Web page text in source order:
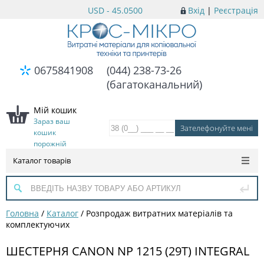
Вхід | Реєстрація
USD - 45.0500
0675841908
(044) 238-73-26
(багатоканальний)
Мій кошик
Зараз ваш
кошик
порожній
Каталог товарів
Головна / Каталог / Розпродаж витратних матеріалів та
комплектуючих
ШЕСТЕРНЯ CANON NP 1215 (29T) INTEGRAL